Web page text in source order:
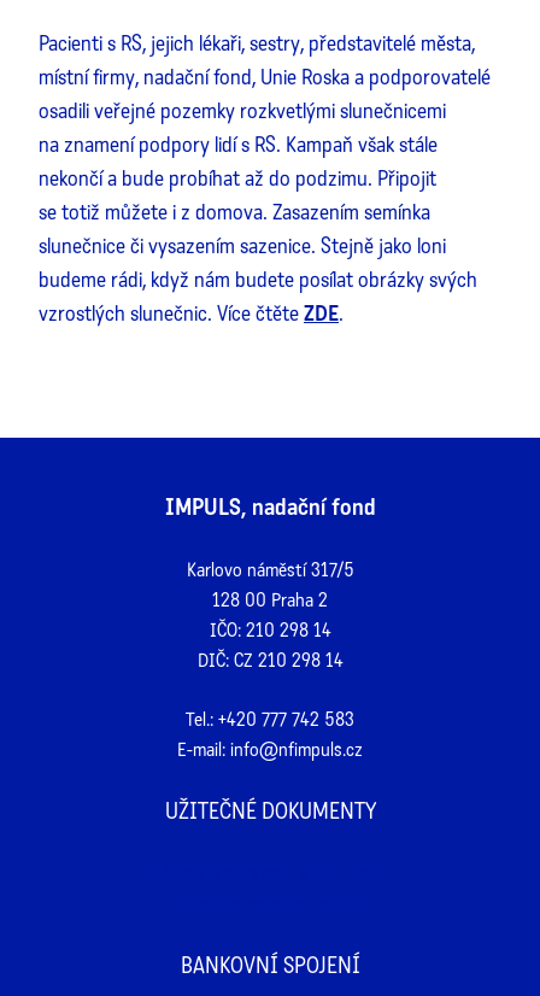
Pacienti s RS, jejich lékaři, sestry, představitelé města,
místní firmy, nadační fond, Unie Roska a podporovatelé
osadili veřejné pozemky rozkvetlými slunečnicemi
na znamení podpory lidí s RS. Kampaň však stále
nekončí a bude probíhat až do podzimu. Připojit
se totiž můžete i z domova. Zasazením semínka
slunečnice či vysazením sazenice. Stejně jako loni
budeme rádi, když nám budete posílat obrázky svých
vzrostlých slunečnic. Více čtěteZDE.
IMPULS, nadační fond
Karlovo náměstí 317/5
128 00 Praha 2
IČO: 210 298 14
DIČ: CZ 210 298 14
Tel.: +420 777 742 583
E-mail: info@nfimpuls.cz
UŽITEČNÉ DOKUMENTY
BANKOVNÍ SPOJENÍ